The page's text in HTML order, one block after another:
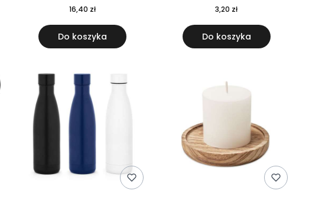
16,40 zł
Do koszyka
3,20 zł
Do koszyka